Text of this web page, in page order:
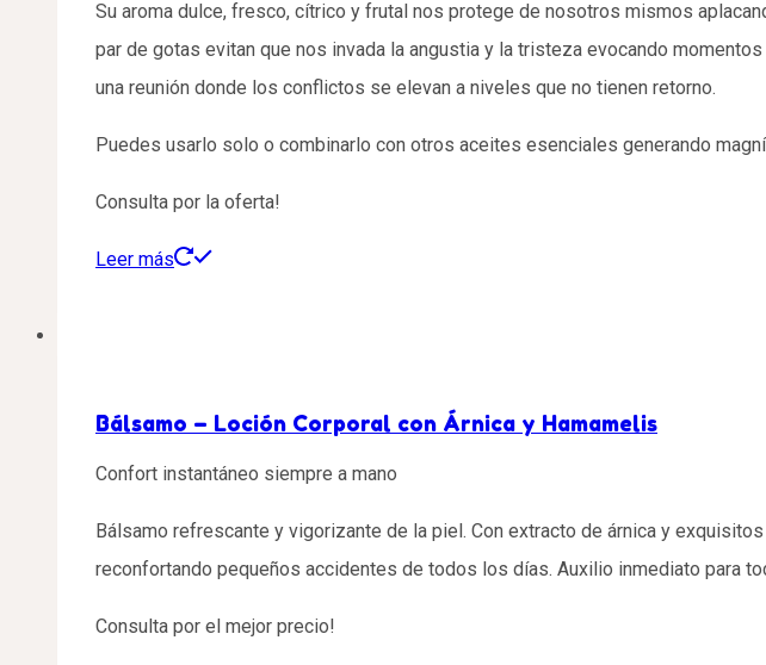
Su aroma dulce, fresco, cítrico y frutal nos protege de nosotros mismos
par de gotas evitan que nos invada la angustia y la tristeza evocando
una reunión donde los conflictos se elevan a niveles que no tienen retorno.
Puedes usarlo solo o combinarlo con otros aceites esenciales generando
Consulta por la oferta!
Leer más
Bálsamo – Loción Corporal con Árnica y Hamamelis
Confort instantáneo siempre a mano
Bálsamo refrescante y vigorizante de la piel. Con extracto de árnica y
reconfortando pequeños accidentes de todos los días. Auxilio inmediato para
Consulta por el mejor precio!